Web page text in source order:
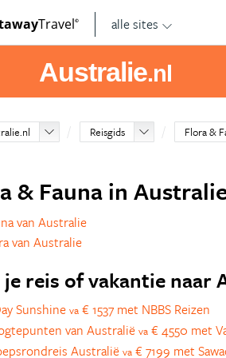
Travel© alle sites
Australie.nl
Reisgids Flora &
& Fauna in
van Australie
van Australie
reis of vakantie naar
Sunshineva € 1537 met NBBS Reizen
van Australië va € 4550 met
Australiëva € 7199 met